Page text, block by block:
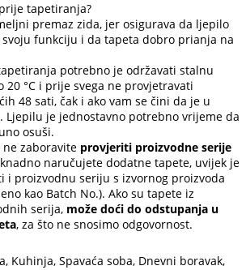
tapetiranja?
premaz zida, jer osigurava da ljepilo
funkciju i da tapeta dobro prianja na
potrebno je održavati stalnu
20 °C i prije svega ne provjetravati
48 sati, čak i ako vam se čini da je u
Ljepilu je jednostavno potrebno vrijeme da
osuši.
zaboravite provjeriti proizvodne serije
naručujete dodatne tapete, uvijek je
i proizvodnu seriju s izvornog proizvoda
kao Batch No.). Ako su tapete iz
serija, može doći do odstupanja u
, za što ne snosimo odgovornost.
Kuhinja, Spavaća soba, Dnevni boravak,